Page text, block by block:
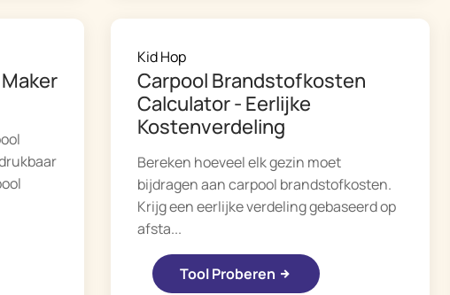
Kid Hop
Carpool Brandstofkosten
Calculator - Eerlijke
Kostenverdeling
Bereken hoeveel elk gezin moet
bijdragen aan carpool brandstofkosten.
Krijg een eerlijke verdeling gebaseerd op
afsta...
Tool Proberen